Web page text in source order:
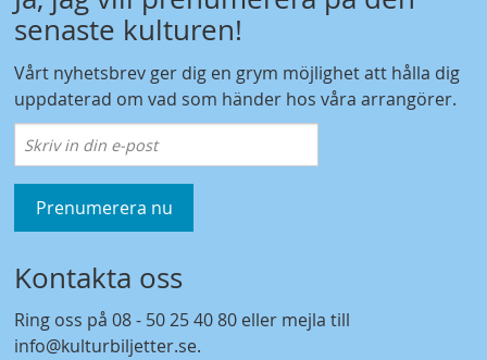
senaste kulturen!
Vårt nyhetsbrev ger dig en grym möjlighet att hålla dig
uppdaterad om vad som händer hos våra arrangörer.
Prenumerera nu
Kontakta oss
Ring oss på08 - 50 25 40 80 eller mejla till
info@kulturbiljetter.se.